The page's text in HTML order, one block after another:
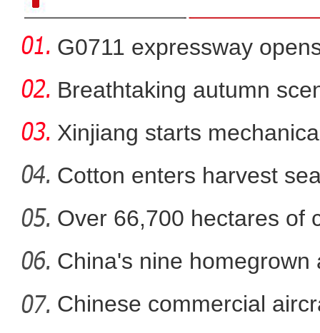
斑斓秋色怡人 油画般风
G0711 expressway
Breathtaking autumn
in
Xinjiang starts
Cotton enters harvest
Over 66,700 hectares of
mech
China's nine homegrown
in
Chinese commercial